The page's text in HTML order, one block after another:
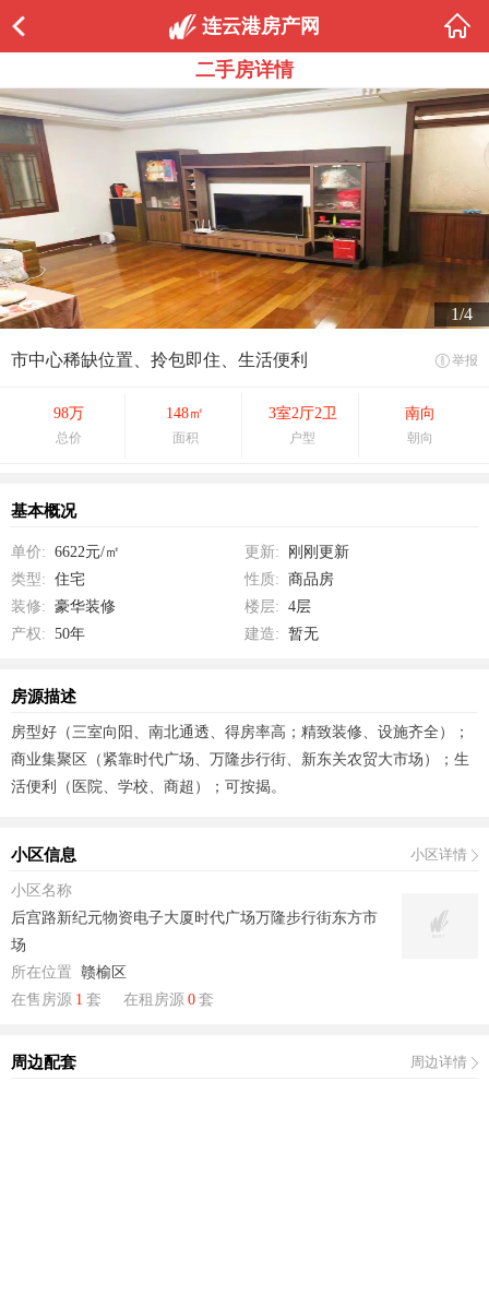
连云港房产网
二手房详情
1/4
市中心稀缺位置、拎包即住、生活便利 举报
98万
总价
148㎡
面积
3室2厅2卫
户型
南向
朝向
基本概况
单价: 6622元/㎡ 更新:
刚刚更新
类型: 住宅 性质: 商品房
装修: 豪华装修 楼层: 4层
产权: 50年 建造: 暂无
房源描述
房型好（三室向阳、南北通透、得房率高；精致装修、设施齐全）；
商业集聚区（紧靠时代广场、万隆步行街、新东关农贸大市场）；生
活便利（医院、学校、商超）；可按揭。
小区信息 小区详情
小区名称
后宫路新纪元物资电子大厦时代广场万隆步行街东方市
场
所在位置 赣榆区
在售房源 1 套 在租房源 0 套
周边配套 周边详情